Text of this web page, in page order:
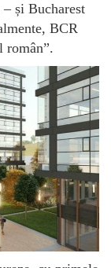
și Bucharest
BCR
român”.